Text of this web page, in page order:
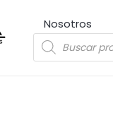
Nosotros
Búsqueda
de
productos